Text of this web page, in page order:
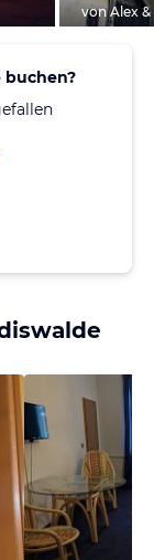
von Alex
buchen?